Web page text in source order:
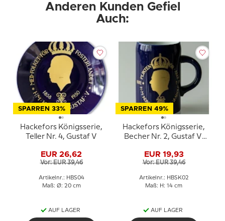
Anderen Kunden Gefiel
Auch:
SPARREN 33%
Hackefors Königsserie,
Teller Nr. 4, Gustaf V
EUR 26,62
Vor: EUR 39,46
Artikelnr.: HBS04
Maß: Ø: 20 cm
AUF LAGER
SPARREN 49%
Hackefors Königsserie,
Becher Nr. 2, Gustaf VI
EUR 19,93
Vor: EUR 39,46
Artikelnr.: HBSK02
Maß: H: 14 cm
AUF LAGER